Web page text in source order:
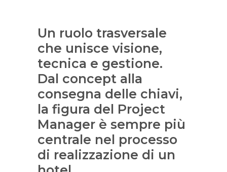
Un ruolo trasversale
che unisce visione,
tecnica e gestione.
Dal concept alla
consegna delle chiavi,
la figura del Project
Manager è sempre più
centrale nel processo
di realizzazione di un